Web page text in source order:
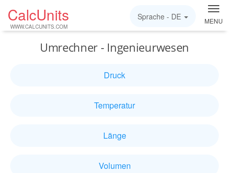
CalcUnits
WWW.CALCUNITS.COM
MENU
Sprache - DE
Umrechner - Ingenieurwesen
Druck
Temperatur
Länge
Volumen